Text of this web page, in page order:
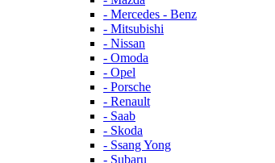
- Mercedes - Benz
- Mitsubishi
- Nissan
- Omoda
- Opel
- Porsche
- Renault
- Saab
- Skoda
- Ssang Yong
- Subaru